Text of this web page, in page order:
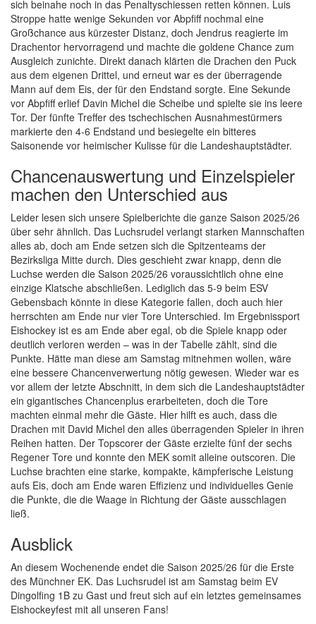
sich beinahe noch in das Penaltyschiessen retten können. Luis
Stroppe hatte wenige Sekunden vor Abpfiff nochmal eine
Großchance aus kürzester Distanz, doch Jendrus reagierte im
Drachentor hervorragend und machte die goldene Chance zum
Ausgleich zunichte. Direkt danach klärten die Drachen den Puck
aus dem eigenen Drittel, und erneut war es der überragende
Mann auf dem Eis, der für den Endstand sorgte. Eine Sekunde
vor Abpfiff erlief Davin Michel die Scheibe und spielte sie ins leere
Tor. Der fünfte Treffer des tschechischen Ausnahmestürmers
markierte den 4-6 Endstand und besiegelte ein bitteres
Saisonende vor heimischer Kulisse für die Landeshauptstädter.
Chancenauswertung und Einzelspieler
machen den Unterschied aus
Leider lesen sich unsere Spielberichte die ganze Saison 2025/26
über sehr ähnlich. Das Luchsrudel verlangt starken Mannschaften
alles ab, doch am Ende setzen sich die Spitzenteams der
Bezirksliga Mitte durch. Dies geschieht zwar knapp, denn die
Luchse werden die Saison 2025/26 voraussichtlich ohne eine
einzige Klatsche abschließen. Lediglich das 5-9 beim ESV
Gebensbach könnte in diese Kategorie fallen, doch auch hier
herrschten am Ende nur vier Tore Unterschied. Im Ergebnissport
Eishockey ist es am Ende aber egal, ob die Spiele knapp oder
deutlich verloren werden – was in der Tabelle zählt, sind die
Punkte. Hätte man diese am Samstag mitnehmen wollen, wäre
eine bessere Chancenverwertung nötig gewesen. Wieder war es
vor allem der letzte Abschnitt, in dem sich die Landeshauptstädter
ein gigantisches Chancenplus erarbeiteten, doch die Tore
machten einmal mehr die Gäste. Hier hilft es auch, dass die
Drachen mit David Michel den alles überragenden Spieler in ihren
Reihen hatten. Der Topscorer der Gäste erzielte fünf der sechs
Regener Tore und konnte den MEK somit alleine outscoren. Die
Luchse brachten eine starke, kompakte, kämpferische Leistung
aufs Eis, doch am Ende waren Effizienz und individuelles Genie
die Punkte, die die Waage in Richtung der Gäste ausschlagen
ließ.
Ausblick
An diesem Wochenende endet die Saison 2025/26 für die Erste
des Münchner EK. Das Luchsrudel ist am Samstag beim EV
Dingolfing 1B zu Gast und freut sich auf ein letztes gemeinsames
Eishockeyfest mit all unseren Fans!